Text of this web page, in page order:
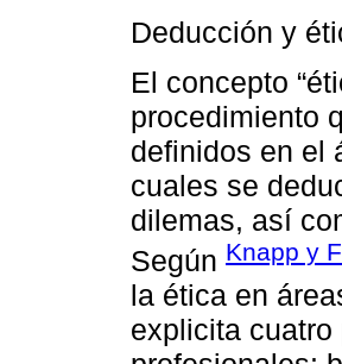
Deducción y
El concepto
procedimiento
definidos en el
cuales se
dilemas, así
Según Knapp y
la ética en
explicita